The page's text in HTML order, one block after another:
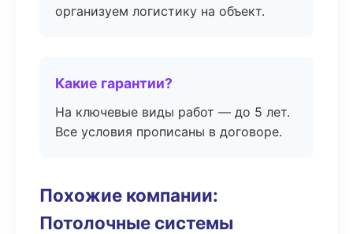
организуем логистику на объект.
Какие гарантии?
На ключевые виды работ — до 5 лет.
Все условия прописаны в договоре.
Похожие компании:
Потолочные системы